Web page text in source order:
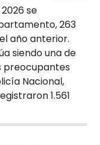
se
263
año anterior.
siendo una de
preocupantes
Nacional,
1.561